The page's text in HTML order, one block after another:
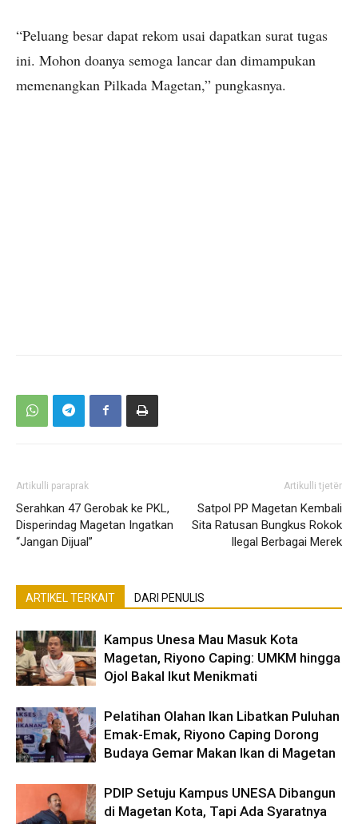
“Peluang besar dapat rekom usai dapatkan surat tugas
ini. Mohon doanya semoga lancar dan dimampukan
memenangkan Pilkada Magetan,” pungkasnya.
Artikulli paraprak
Serahkan 47 Gerobak ke PKL,
Disperindag Magetan Ingatkan
“Jangan Dijual”
Artikulli tjetër
Satpol PP Magetan Kembali
Sita Ratusan Bungkus Rokok
Ilegal Berbagai Merek
ARTIKEL TERKAIT DARI PENULIS
Kampus Unesa Mau Masuk Kota
Magetan, Riyono Caping: UMKM hingga
Ojol Bakal Ikut Menikmati
Pelatihan Olahan Ikan Libatkan Puluhan
Emak-Emak, Riyono Caping Dorong
Budaya Gemar Makan Ikan di Magetan
PDIP Setuju Kampus UNESA Dibangun
di Magetan Kota, Tapi Ada Syaratnya